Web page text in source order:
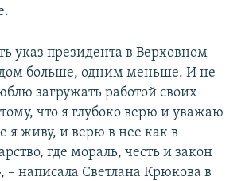
указ президента в Верховном
больше, одним меньше. И не
загружать работой своих
что я глубоко верю и уважаю
я живу, и верю в нее как в
где мораль, честь и закон
– написала Светлана Крюкова в